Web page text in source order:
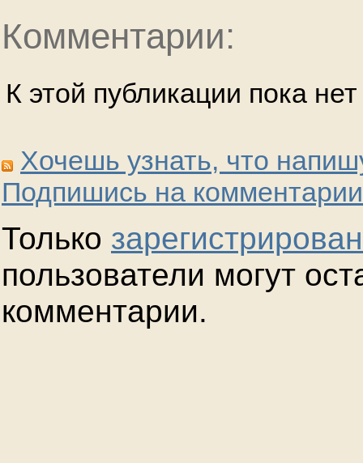
Комментарии:
К этой публикации пока
Хочешь узнать, что
Подпишись на
Только
пользователи могут
комментарии.